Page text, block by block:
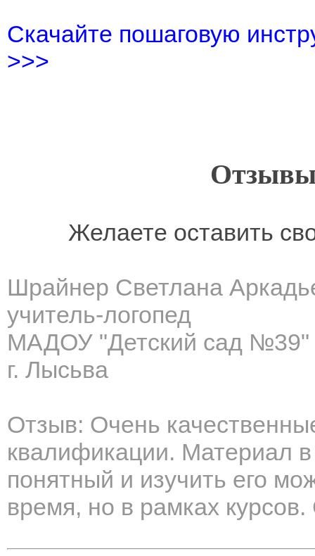
Скачайте пошаговую
>>>
Желаете оставить
Шрайнер Светлана
учитель-логопед
МАДОУ "Детский сад №39"
г. Лысьва
Отзыв: Очень
квалификации. Материал
понятный и изучить его
время, но в рамках